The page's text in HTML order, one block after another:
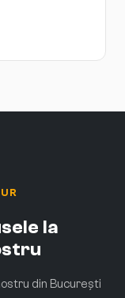
la
din București